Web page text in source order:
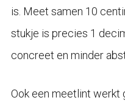
is. Meet samen 10
stukje is precies 1
concreet en minder
Ook een meetlint werkt